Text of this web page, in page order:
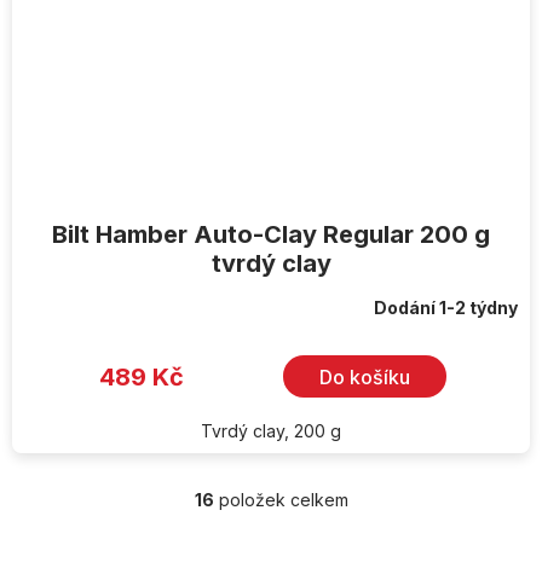
Bilt Hamber Auto-Clay Regular 200 g
tvrdý clay
Dodání 1-2 týdny
489 Kč Do košíku
Tvrdý clay, 200 g
O
16 položek celkem